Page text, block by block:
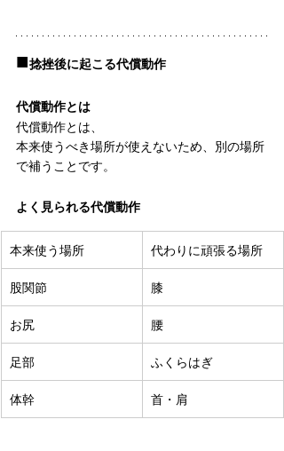
■捻挫後に起こる代償動作
代償動作とは
代償動作とは、
本来使うべき場所が使えないため、別の場所
で補うことです。
よく見られる代償動作
本来使う場所 代わりに頑張る場所
股関節 膝
お尻 腰
足部 ふくらはぎ
体幹 首・肩